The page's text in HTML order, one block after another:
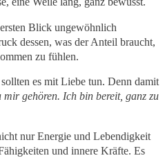
Blick ungewöhnlich
dessen, was der Anteil braucht,
zu fühlen.
es mit Liebe tun. Denn damit
gehören. Ich bin bereit, ganz zu
nur Energie und Lebendigkeit
und innere Kräfte. Es